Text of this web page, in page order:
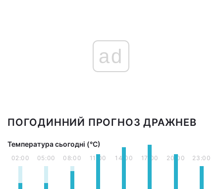
ad
ПОГОДИННИЙ ПРОГНОЗ ДРАЖНЕВ
Температура сьогодні (°С)
02:00 05:00 08:00 11:00 14:00 17:00 20:00 23:00